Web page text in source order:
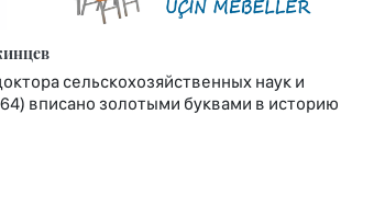
сельскохозяйственных наук и
вписано золотыми буквами в историю